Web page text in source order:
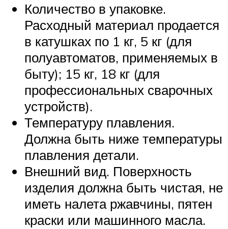
Количество в упаковке.
Расходный материал продается
в катушках по 1 кг, 5 кг (для
полуавтоматов, применяемых в
быту); 15 кг, 18 кг (для
профессиональных сварочных
устройств).
Температуру плавления.
Должна быть ниже температуры
плавления детали.
Внешний вид. Поверхность
изделия должна быть чистая, не
иметь налета ржавчины, пятен
краски или машинного масла.